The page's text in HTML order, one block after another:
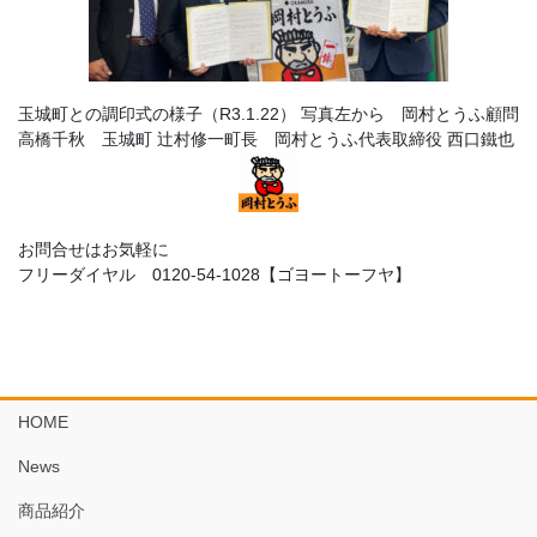
玉城町との調印式の様子（R3.1.22） 写真左から 岡村とうふ顧問
高橋千秋 玉城町 辻村修一町長 岡村とうふ代表取締役 西口鐵也
お問合せはお気軽に
フリーダイヤル 0120-54-1028【ゴヨートーフヤ】
HOME
News
商品紹介